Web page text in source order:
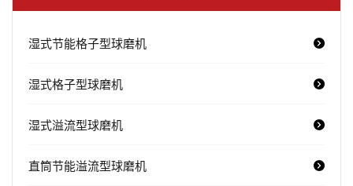
湿式节能格子型球磨机
湿式格子型球磨机
湿式溢流型球磨机
直筒节能溢流型球磨机